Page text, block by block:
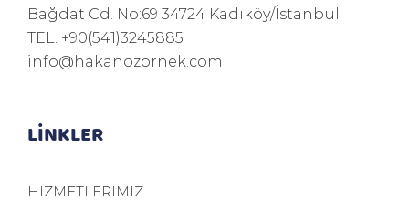
Bağdat Cd. No:69 34724 Kadıköy/İstanbul
TEL. +90(541)3245885
info@hakanozornek.com
LİNKLER
HİZMETLERİMİZ